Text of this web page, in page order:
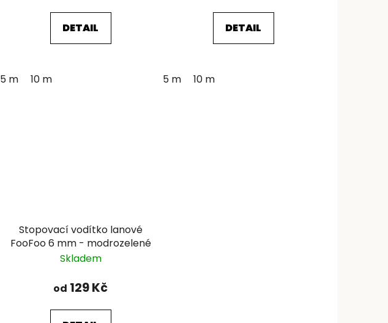
DETAIL
5 m 10 m
DETAIL
5 m 10 m
Stopovací vodítko lanové
FooFoo 6 mm - modrozelené
Skladem
od 129 Kč